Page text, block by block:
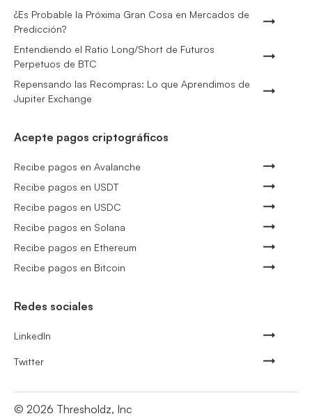
¿Es Probable la Próxima Gran Cosa en Mercados de
Predicción?
Entendiendo el Ratio Long/Short de Futuros
Perpetuos de BTC
Repensando las Recompras: Lo que Aprendimos de
Jupiter Exchange
Acepte pagos criptográficos
Recibe pagos en Avalanche
Recibe pagos en USDT
Recibe pagos en USDC
Recibe pagos en Solana
Recibe pagos en Ethereum
Recibe pagos en Bitcoin
Redes sociales
LinkedIn
Twitter
© 2026 Thresholdz, Inc